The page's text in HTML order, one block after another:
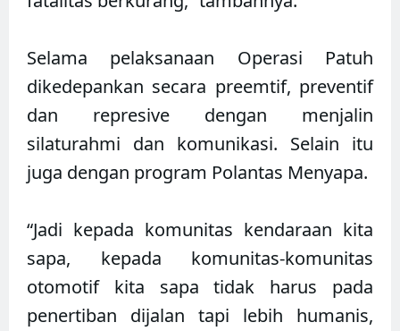
Selama pelaksanaan Operasi Patuh
dikedepankan secara preemtif, preventif
dan represive dengan menjalin
silaturahmi dan komunikasi. Selain itu
juga dengan program Polantas Menyapa.
“Jadi kepada komunitas kendaraan kita
sapa, kepada komunitas-komunitas
otomotif kita sapa tidak harus pada
penertiban dijalan tapi lebih humanis,